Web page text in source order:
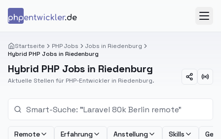
phpentwickler.de
Startseite PHP Jobs
Jobs in Riedenburg
Hybrid PHP Jobs in Riedenburg
Hybrid PHP Jobs in Riedenburg
Aktuelle Stellen für PHP-Entwickler in Riedenburg.
Remote Erfahrung Anstellung Skills